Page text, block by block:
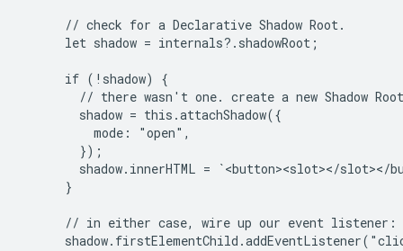
      // check for a Declarative Shadow Root.
      let shadow = internals?.shadowRoot;
      if (!shadow) {
// there wasn't one. create a new Shadow
        shadow = this.attachShadow({
          mode: "open",
        });
shadow.innerHTML = `<button><slot></slot></
      }
      // in either case, wire up our event listener: